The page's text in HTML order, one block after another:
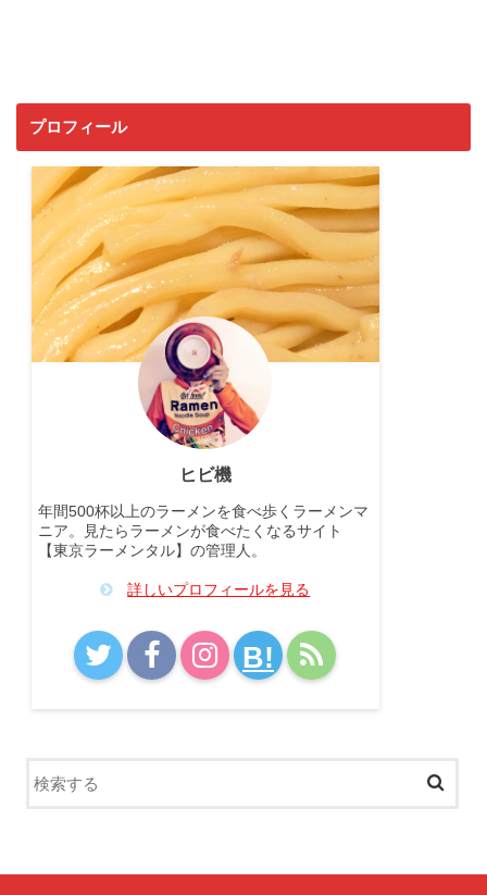
プロフィール
ヒビ機
年間500杯以上のラーメンを食べ歩くラーメンマ
ニア。見たらラーメンが食べたくなるサイト
【東京ラーメンタル】の管理人。
詳しいプロフィールを見る
B!